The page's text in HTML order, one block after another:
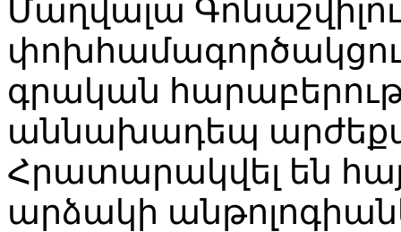
Մաղվալա
գրական
աննախադեպ
Հրատարակվել են
արձակի